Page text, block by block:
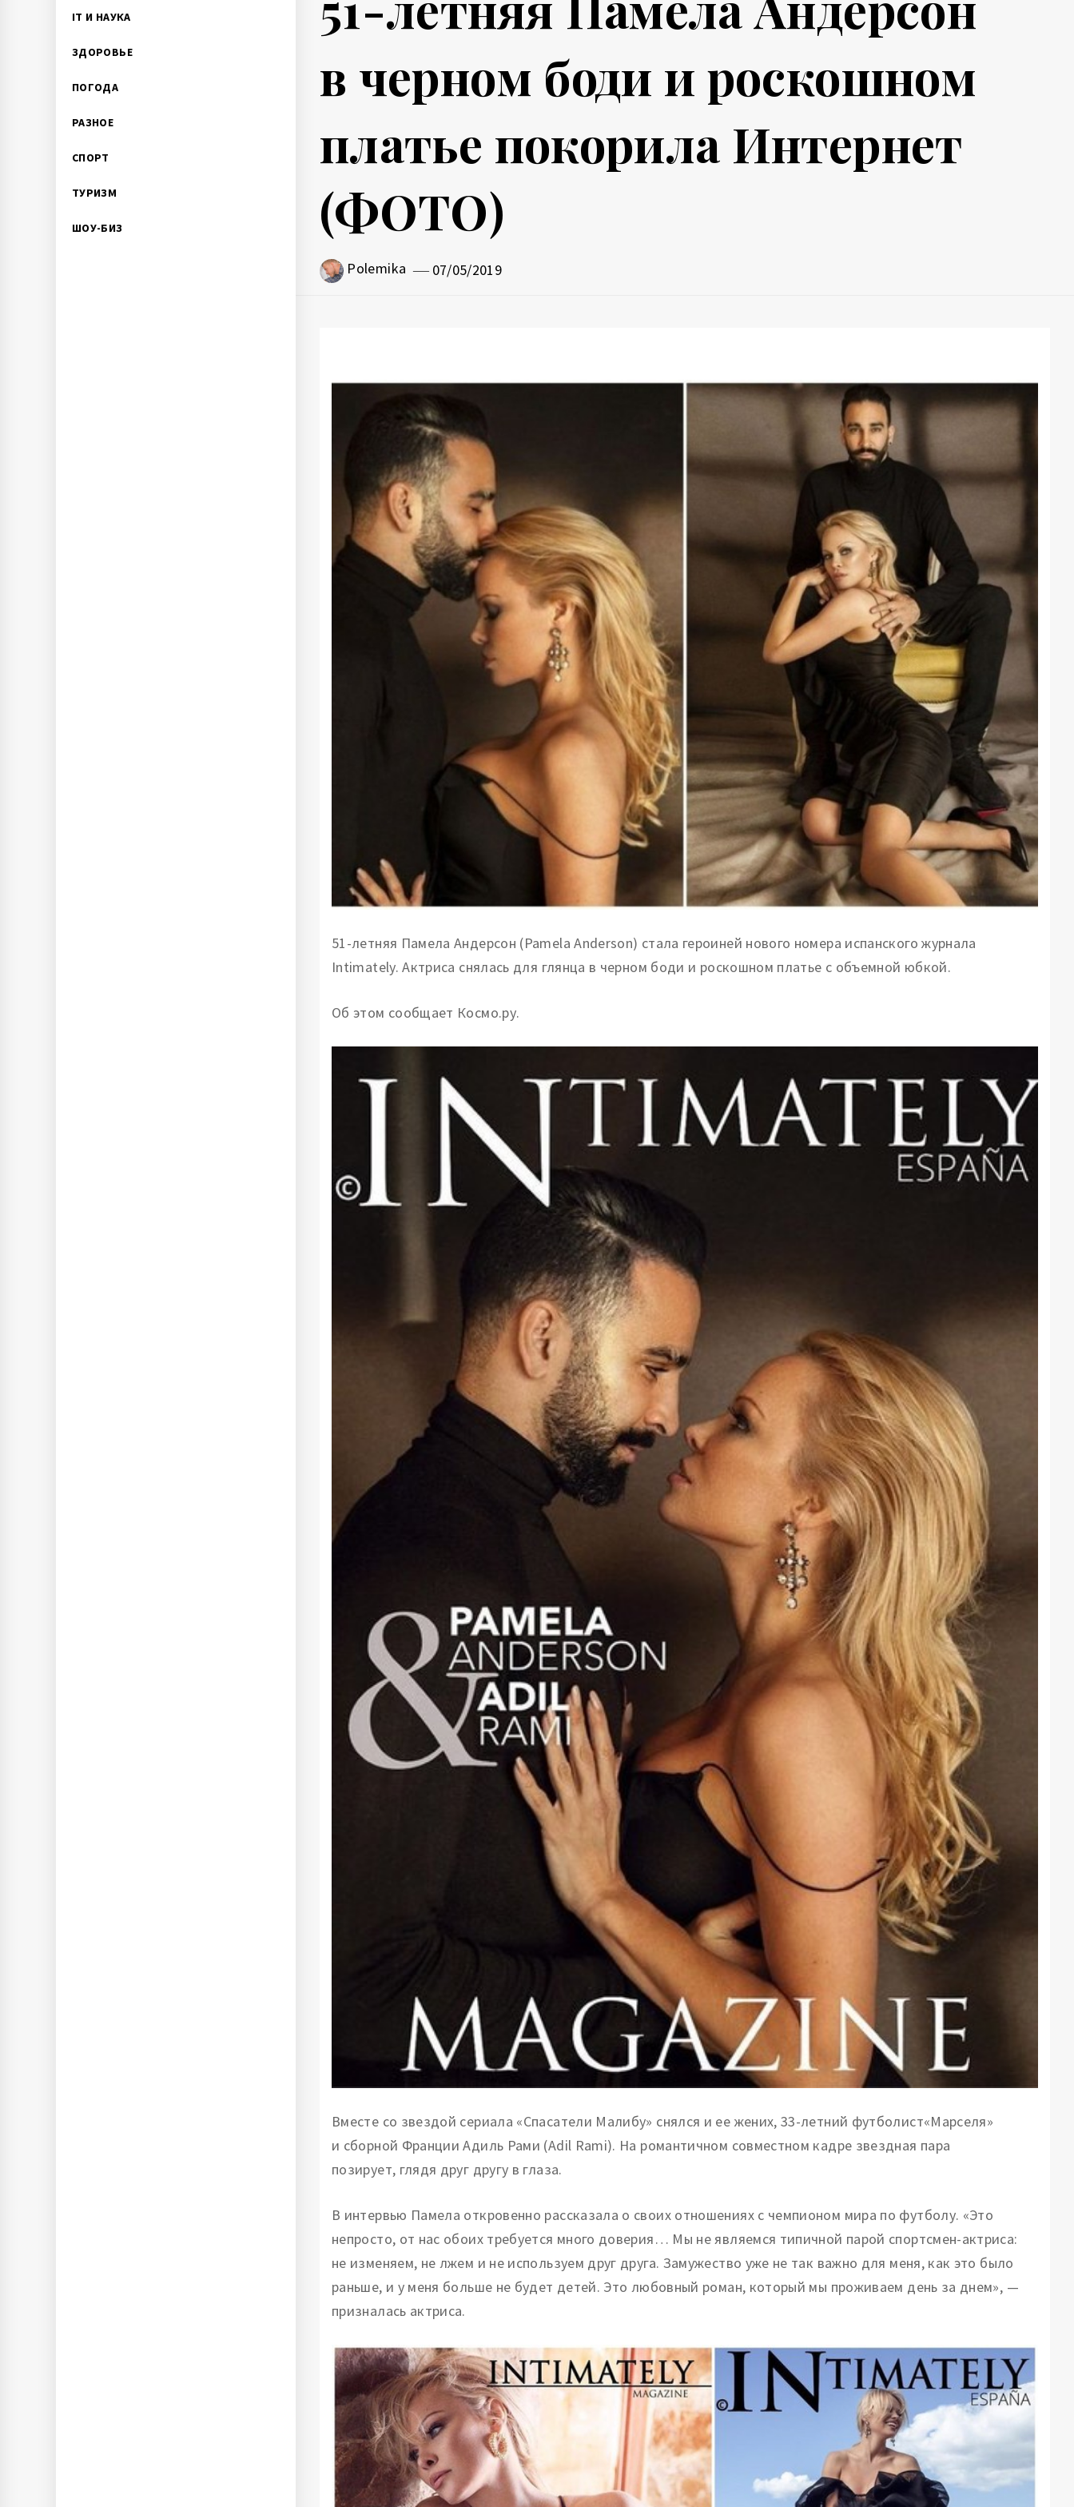
IT И НАУКА
ЗДОРОВЬЕ
ПОГОДА
РАЗНОЕ
СПОРТ
ТУРИЗМ
ШОУ-БИЗ
в черном боди и роскошном
платье покорила Интернет
(ФОТО)
Polemika 07/05/2019
51-летняя Памела Андерсон (Pamela Anderson) стала героиней нового номера испанского журнала
Intimately. Актриса снялась для глянца в черном боди и роскошном платье с объемной юбкой.
Об этом сообщает Космо.ру.
Вместе со звездой сериала «Спасатели Малибу» снялся и ее жених, 33-летний футболист«Марселя»
и сборной Франции Адиль Рами (Adil Rami). На романтичном совместном кадре звездная пара
позирует, глядя друг другу в глаза.
В интервью Памела откровенно рассказала о своих отношениях с чемпионом мира по футболу. «Это
непросто, от нас обоих требуется много доверия… Мы не являемся типичной парой спортсмен-актриса:
не изменяем, не лжем и не используем друг друга. Замужество уже не так важно для меня, как это было
раньше, и у меня больше не будет детей. Это любовный роман, который мы проживаем день за днем», —
призналась актриса.